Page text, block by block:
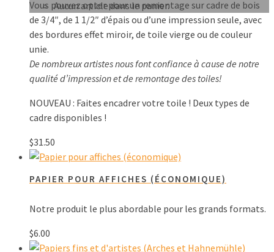
Aucun article dans le panier.
Vous pouvez opter pour un remontage sur cadre de bois
de 3/4″, de 1 1/2″ d’épais ou d’une impression seule, avec
des bordures effet miroir, de toile vierge ou de couleur
unie.
De nombreux artistes nous font confiance à cause de notre
qualité d’impression et de remontage des toiles!
NOUVEAU : Faites encadrer votre toile ! Deux types de
cadre disponibles !
$31.50
PAPIER POUR AFFICHES (ÉCONOMIQUE)
Notre produit le plus abordable pour les grands formats.
$6.00